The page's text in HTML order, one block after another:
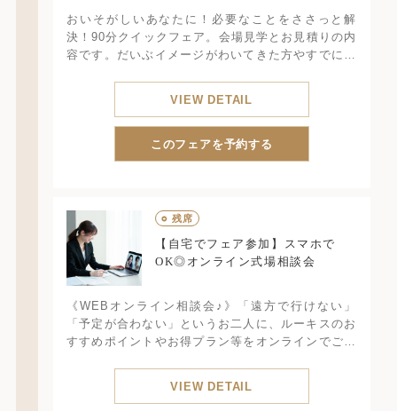
おいそがしいあなたに！必要なことをささっと解
決！90分クイックフェア。会場見学とお見積りの内
容です。だいぶイメージがわいてきた方やすでにブ
VIEW DETAIL
このフェアを予約する
○ 残席
【自宅でフェア参加】スマホで
OK◎オンライン式場相談会
《WEBオンライン相談会♪》「遠方で行けない」
「予定が合わない」というお二人に、ルーキスのお
すすめポイントやお得プラン等をオンラインでご案
VIEW DETAIL